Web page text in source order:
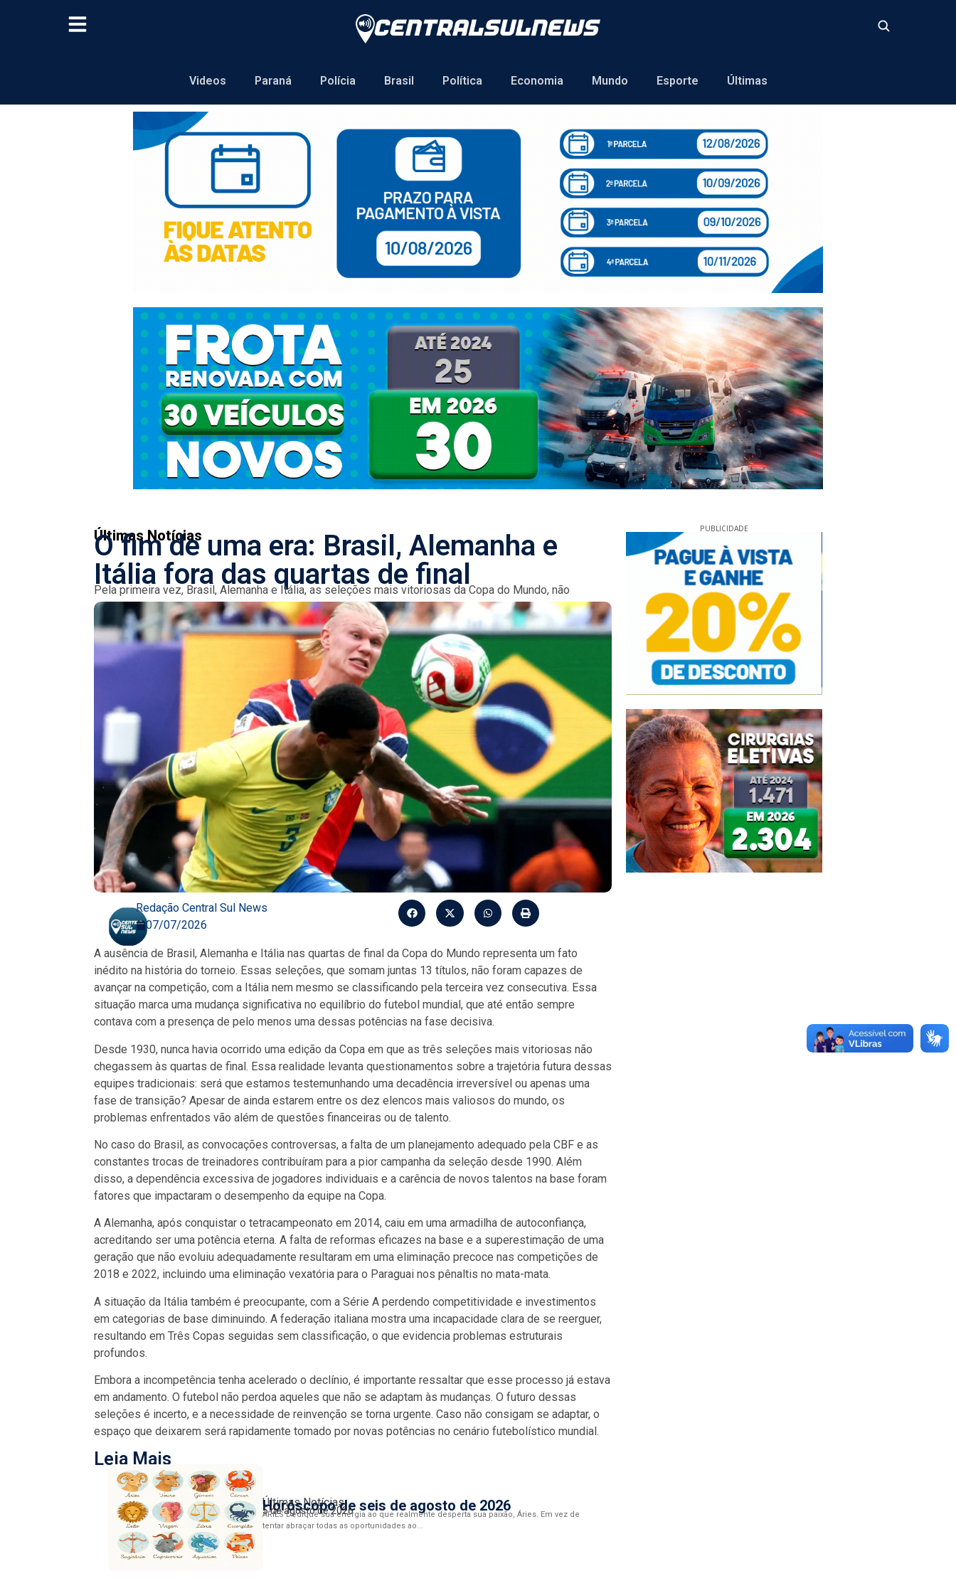
Videos Paraná Polícia Brasil Política Economia Mundo Esporte Últimas
Últimas Notícias
O fim de uma era: Brasil, Alemanha e
Itália fora das quartas de final
Pela primeira vez, Brasil, Alemanha e Itália, as seleções mais vitoriosas da Copa do Mundo, não
alcançam as quartas de final do torneio. Um marco...
Redação Central Sul News
07/07/2026
A ausência de Brasil, Alemanha e Itália nas quartas de final da Copa do Mundo representa um fato
inédito na história do torneio. Essas seleções, que somam juntas 13 títulos, não foram capazes de
avançar na competição, com a Itália nem mesmo se classificando pela terceira vez consecutiva. Essa
situação marca uma mudança significativa no equilíbrio do futebol mundial, que até então sempre
contava com a presença de pelo menos uma dessas potências na fase decisiva.
Desde 1930, nunca havia ocorrido uma edição da Copa em que as três seleções mais vitoriosas não
chegassem às quartas de final. Essa realidade levanta questionamentos sobre a trajetória futura dessas
equipes tradicionais: será que estamos testemunhando uma decadência irreversível ou apenas uma
fase de transição? Apesar de ainda estarem entre os dez elencos mais valiosos do mundo, os
problemas enfrentados vão além de questões financeiras ou de talento.
No caso do Brasil, as convocações controversas, a falta de um planejamento adequado pela CBF e as
constantes trocas de treinadores contribuíram para a pior campanha da seleção desde 1990. Além
disso, a dependência excessiva de jogadores individuais e a carência de novos talentos na base foram
fatores que impactaram o desempenho da equipe na Copa.
A Alemanha, após conquistar o tetracampeonato em 2014, caiu em uma armadilha de autoconfiança,
acreditando ser uma potência eterna. A falta de reformas eficazes na base e a superestimação de uma
geração que não evoluiu adequadamente resultaram em uma eliminação precoce nas competições de
2018 e 2022, incluindo uma eliminação vexatória para o Paraguai nos pênaltis no mata-mata.
A situação da Itália também é preocupante, com a Série A perdendo competitividade e investimentos
em categorias de base diminuindo. A federação italiana mostra uma incapacidade clara de se reerguer,
resultando em Três Copas seguidas sem classificação, o que evidencia problemas estruturais
profundos.
Embora a incompetência tenha acelerado o declínio, é importante ressaltar que esse processo já estava
em andamento. O futebol não perdoa aqueles que não se adaptam às mudanças. O futuro dessas
seleções é incerto, e a necessidade de reinvenção se torna urgente. Caso não consigam se adaptar, o
espaço que deixarem será rapidamente tomado por novas potências no cenário futebolístico mundial.
Leia Mais
Últimas Notícias
Horóscopo de seis de agosto de 2026
5 de agosto de 2026
ÁRIES Dedique sua energia ao que realmente desperta sua paixão, Áries. Em vez de
tentar abraçar todas as oportunidades ao...
PUBLICIDADE